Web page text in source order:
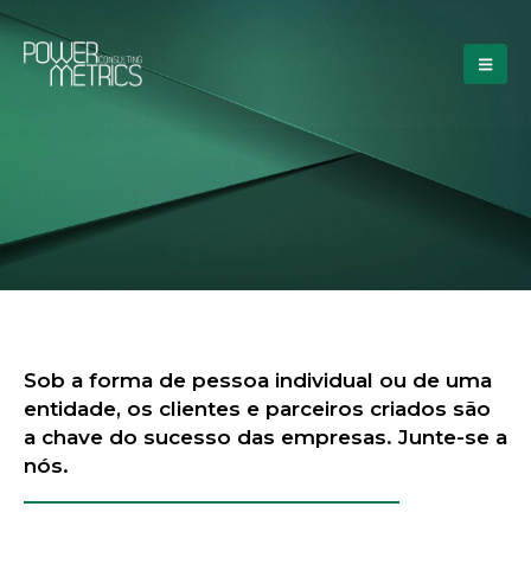
Sob a forma de pessoa individual ou de uma
entidade, os clientes e parceiros criados são
a chave do sucesso das empresas. Junte-se a
nós.